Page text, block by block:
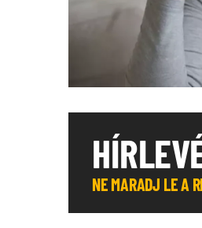
NE MARADJ LE A